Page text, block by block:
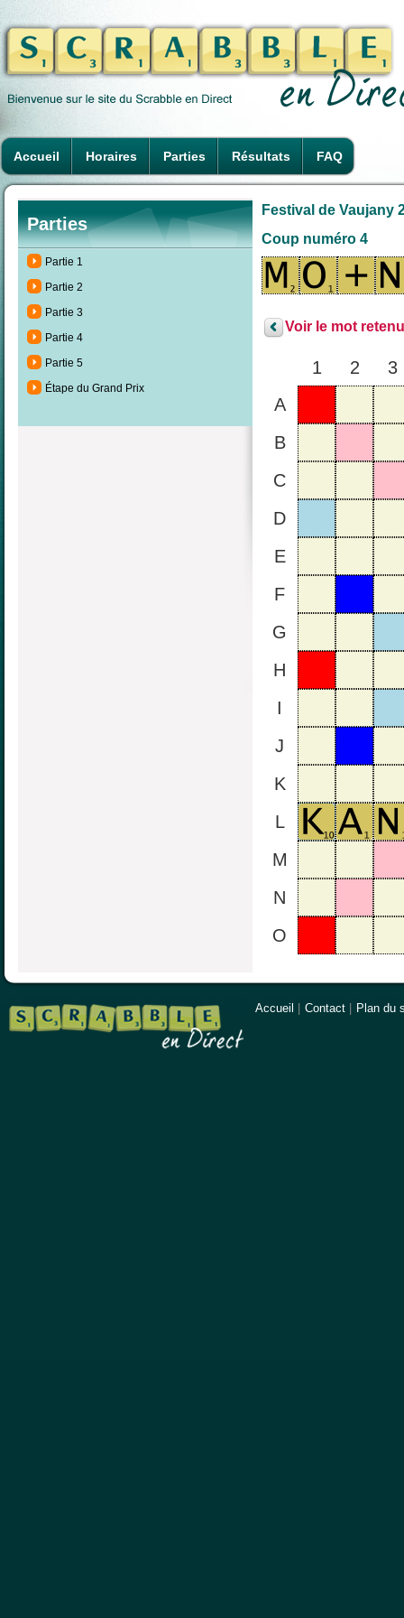
Accueil Horaires Parties Résultats FAQ
Parties
Partie 1
Partie 2
Partie 3
Partie 4
Partie 5
Étape du Grand Prix
Festival de Vaujany
Coup numéro 4
Voir le mot
1 2
3
A
B
C
D
E
F
G
H
I
J
K
L
M
N
O
Accueil Contact Plan du